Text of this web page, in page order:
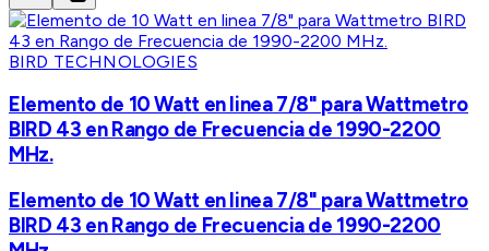
BIRD TECHNOLOGIES
Elemento de 10 Watt en linea 7/8" para Wattmetro
BIRD 43 en Rango de Frecuencia de 1990-2200
MHz.
Elemento de 10 Watt en linea 7/8" para Wattmetro
BIRD 43 en Rango de Frecuencia de 1990-2200